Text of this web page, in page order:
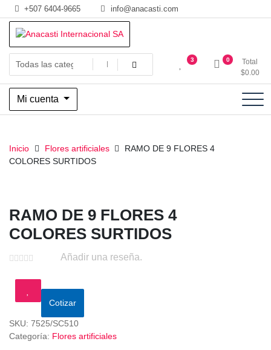
Saltar
al
contenido
+507 6404-9665 info@anacasti.com
Anacasti Internacional SA
Ventas de productos al por mayor de flores y plantas. juguetes,
navidad, religioso y adornos
3 0
Total
$0.00
Mi cuenta
Inicio Flores artificiales
RAMO DE 9 FLORES 4
COLORES SURTIDOS
RAMO DE 9 FLORES 4
COLORES SURTIDOS
Añadir una reseña.
Cotizar
SKU: 7525/SC510
Categoría: Flores artificiales